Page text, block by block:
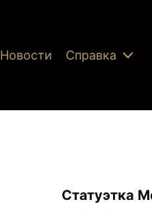
Новости Справка
Статуэтка